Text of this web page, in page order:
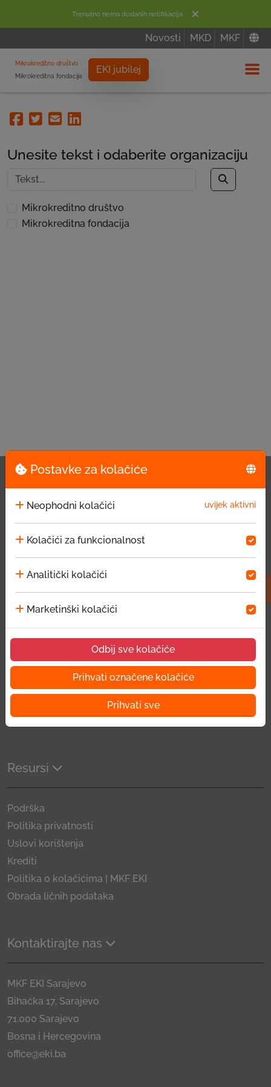
Trenutno nema dodanih notifikacija
Novosti MKD MKF
Mikrokreditno društvo
Mikrokreditna fondacija
EKI jubilej
Postavke za kolačiće
Neophodni kolačići uvijek aktivni
Kolačići za funkcionalnost
Analitički kolačići
Marketinški kolačići
Odbij sve kolačiće
Prihvati označene kolačiće
Prihvati sve
Facebook
TwitterEmailLinkedin
Unesite tekst i odaberite organizaciju
Mikrokreditno društvo
Mikrokreditna fondacija
Facebook
Viber
Brzi linkovi
Društvena odgovornost
Novosti i mediji
Resursi
Podrška
Politika privatnosti
Uslovi korištenja
Krediti
Politika o kolačićima | MKF EKI
Obrada ličnih podataka
Kontaktirajte nas
MKF EKI Sarajevo
Bihaćka 17, Sarajevo
71.000 Sarajevo
Bosna i Hercegovina
office@eki.ba